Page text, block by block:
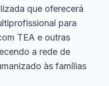
que oferecerá
para
TEA e outras
a rede de
às famílias